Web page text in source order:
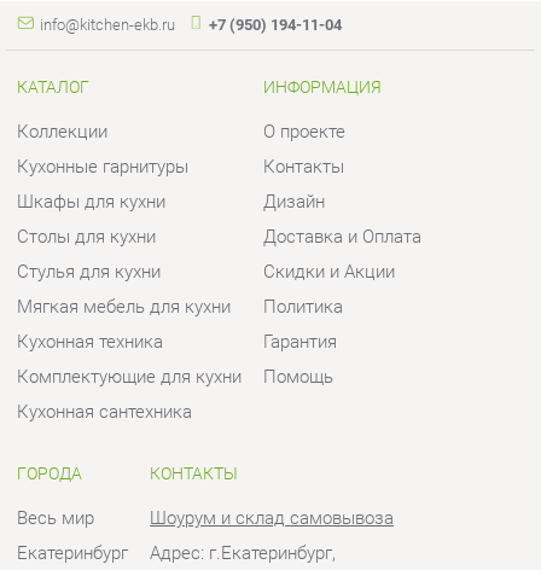
Шкафы для кухни
Столы для кухни
Стулья для кухни
Мягкая мебель для кухни
Кухонная техника
Дизайн
Доставка и Оплата
Скидки и Акции
Политика
Гарантия
ГОРОДА
Екатеринбург
КОНТАКТЫ
Адрес: г.Екатеринбург,
Уральских рабочих, 54
Телефон: +7 (950) 194-11-04
Отправить сообщение